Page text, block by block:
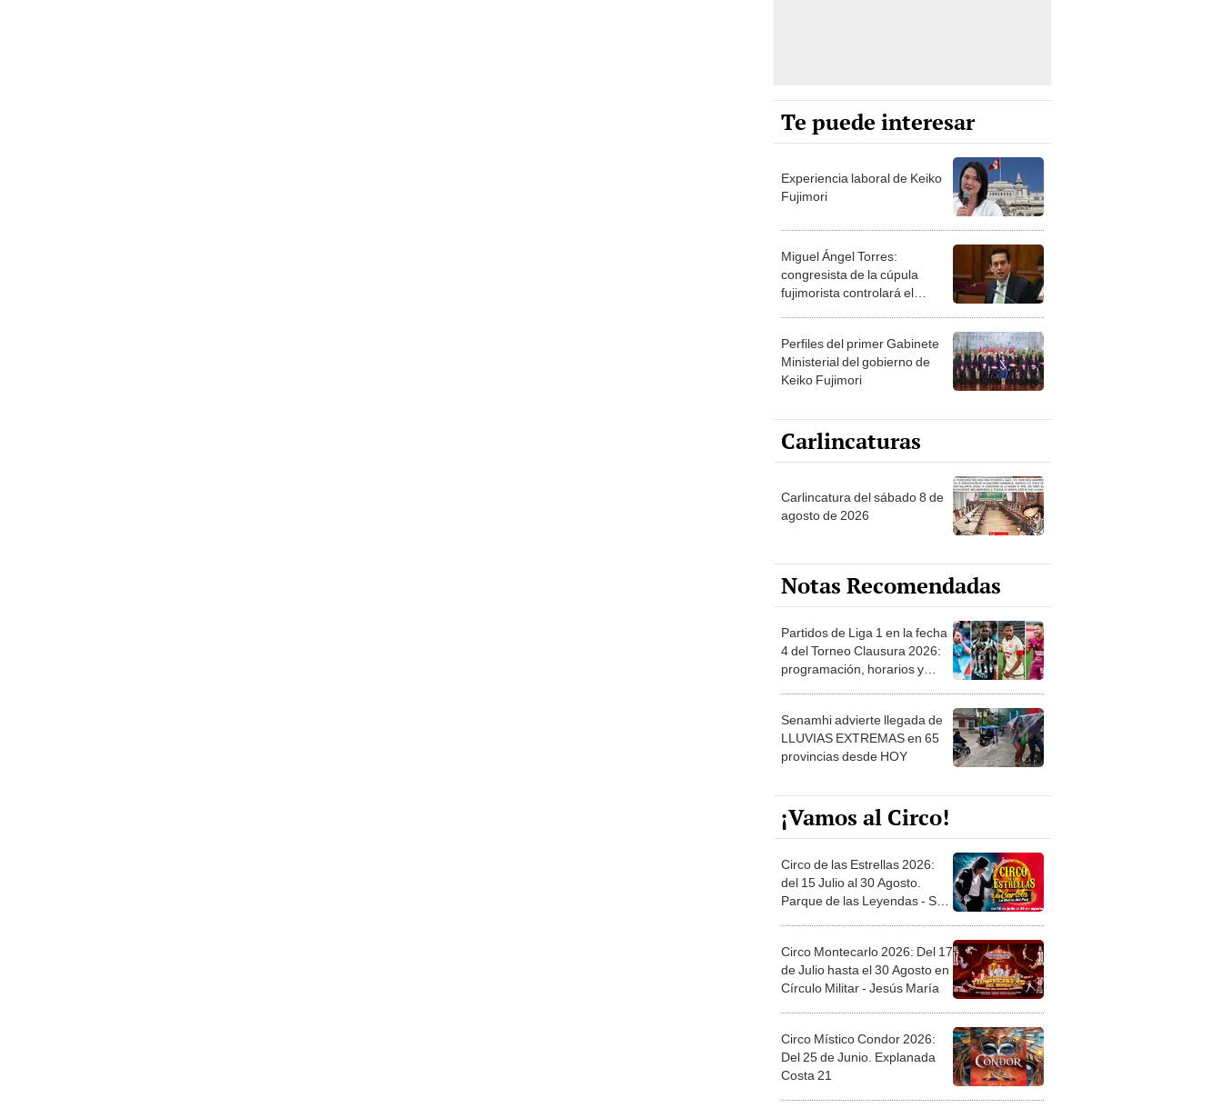
Te puede interesar
Experiencia laboral de Keiko
Fujimori
Miguel Ángel Torres:
congresista de la cúpula
fujimorista controlará el
Perfiles del primer Gabinete
Ministerial del gobierno de
Keiko Fujimori
Carlincaturas
Carlincatura del sábado 8 de
agosto de 2026
Notas Recomendadas
Partidos de Liga 1 en la fecha
4 del Torneo Clausura 2026:
programación, horarios y
Senamhi advierte llegada de
LLUVIAS EXTREMAS en 65
provincias desde HOY
¡Vamos al Circo!
Circo de las Estrellas 2026:
del 15 Julio al 30 Agosto.
Parque de las Leyendas - San
Circo Montecarlo 2026: Del 17
de Julio hasta el 30 Agosto en
Círculo Militar - Jesús María
Circo Místico Condor 2026:
Del 25 de Junio. Explanada
Costa 21